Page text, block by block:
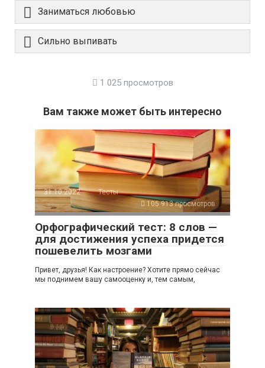
Заниматься любовью
Сильно выпивать
1 025 просмотров
Вам также может быть интересно
31.10.2022
Тесты
105 913 просмотров
Орфографический тест: 8 слов —
для достижения успеха придется
пошевелить мозгами
Привет, друзья! Как настроение? Хотите прямо сейчас
мы поднимем вашу самооценку и, тем самым,